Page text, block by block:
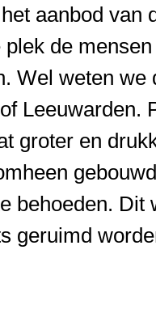
aanbod van
de
Wel weten we
Leeuwarden.
groter en
behoeden. Dit
geruimd